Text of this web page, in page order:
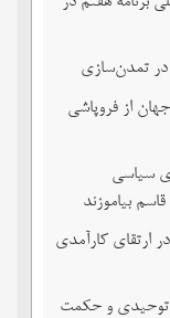
در تمدن‌سازی
از فروپاشی
سیاسی
بیاموزند
ارتقای کارآمدی
توحیدی و حکمت